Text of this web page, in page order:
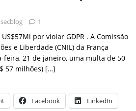
1
por violar GDPR . A Comissão
e Liberdade (CNIL) da França
feira, 21 de janeiro, uma multa de 50
57 milhões) […]
Facebook LinkedIn